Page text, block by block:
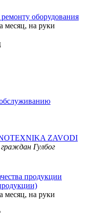
оборудования
месяц, на руки
ZAVODI
Гулбог
продукции
месяц, на руки